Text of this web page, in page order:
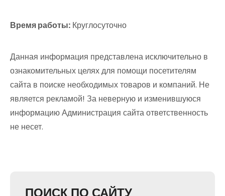
Время работы: Круглосуточно
Данная информация представлена исключительно в
ознакомительных целях для помощи посетителям
сайта в поиске необходимых товаров и компаний. Не
является рекламой! За неверную и изменившуюся
информацию Администрация сайта ответственность
не несет.